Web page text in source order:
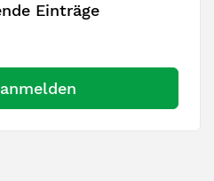
Einträge